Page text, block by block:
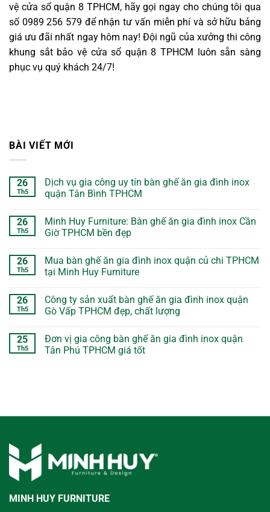
vệ cửa sổ quận 8 TPHCM, hãy gọi ngay cho chúng tôi qua
số 0989 256 579 để nhận tư vấn miễn phí và sở hữu bảng
giá ưu đãi nhất ngay hôm nay! Đội ngũ của xưởng thi công
khung sắt bảo vệ cửa sổ quận 8 TPHCM luôn sẵn sàng
phục vụ quý khách 24/7!
BÀI VIẾT MỚI
26
Th5
Dịch vụ gia công uy tín bàn ghế ăn gia đình inox
quận Tân Bình TPHCM
26
Th5
Minh Huy Furniture: Bàn ghế ăn gia đình inox Cần
Giờ TPHCM bền đẹp
26
Th5
Mua bàn ghế ăn gia đình inox quận củ chi TPHCM
tại Minh Huy Furniture
26
Th5
Công ty sản xuất bàn ghế ăn gia đình inox quận
Gò Vấp TPHCM đẹp, chất lượng
25
Th5
Đơn vị gia công bàn ghế ăn gia đình inox quận
Tân Phú TPHCM giá tốt
MINH HUY FURNITURE